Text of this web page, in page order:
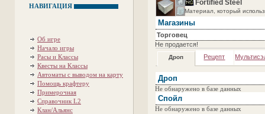
НАВИГАЦИЯ
Об игре
Начало игры
Расы и Классы
Квесты на Классы
Автоматы с выводом на карту
Помощь крафтеру
Примерочная
Справочник L2
Клан/Альянс
Fortified Steel
Материал, который
Магазины
Торговец
Не продается!
Дроп Рецепт
Дроп
Не обнаружено в базе данных
Спойл
Не обнаружено в базе данных